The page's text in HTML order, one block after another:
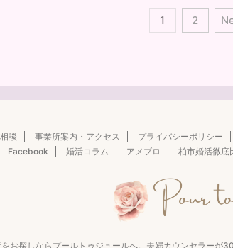
1 2
談 事業所案内・アクセス プライバシーポリシー
Facebook
婚活コラム アメブロ 柏市婚活徹底
お探しならプールトゥジュールへ。夫婦カウンセラーが